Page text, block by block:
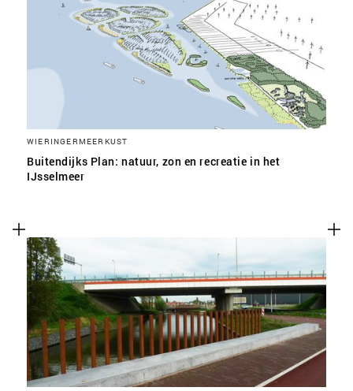
WIERINGERMEERKUST
Buitendijks Plan: natuur, zon en recreatie in het
IJsselmeer
SLA VOORKEUREN OP